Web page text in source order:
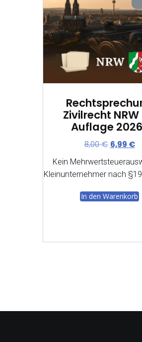
Zivilrecht
Auflage
8,00€
war:
8,00 €
6,99 €
Kein
Kleinunternehmer nach
In den Warenkorb